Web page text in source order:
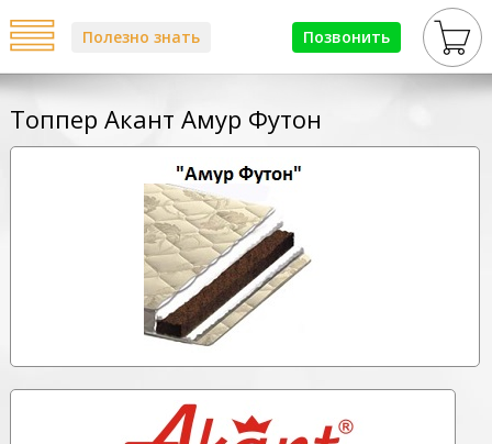
Позвонить
Полезно знать
Топпер Акант Амур Футон